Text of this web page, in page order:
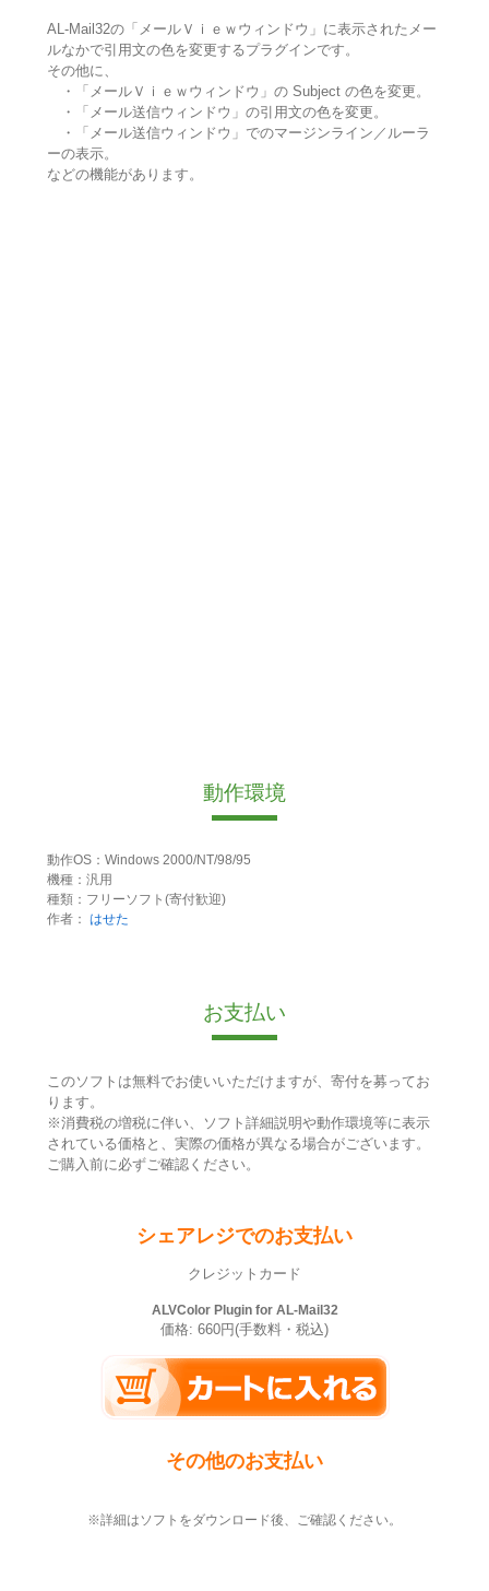
AL-Mail32の「メールＶｉｅｗウィンドウ」に表示されたメー
ルなかで引用文の色を変更するプラグインです。
その他に、
・「メールＶｉｅｗウィンドウ」の Subject の色を変更。
・「メール送信ウィンドウ」の引用文の色を変更。
・「メール送信ウィンドウ」でのマージンライン／ルーラ
ーの表示。
などの機能があります。
動作環境
動作OS：Windows 2000/NT/98/95
機種：汎用
種類：フリーソフト(寄付歓迎)
作者： はせた
お支払い
このソフトは無料でお使いいただけますが、寄付を募ってお
ります。
※消費税の増税に伴い、ソフト詳細説明や動作環境等に表示
されている価格と、実際の価格が異なる場合がございます。
ご購入前に必ずご確認ください。
シェアレジでのお支払い
クレジットカード
ALVColor Plugin for AL-Mail32
価格: 660円(手数料・税込)
その他のお支払い
※詳細はソフトをダウンロード後、ご確認ください。